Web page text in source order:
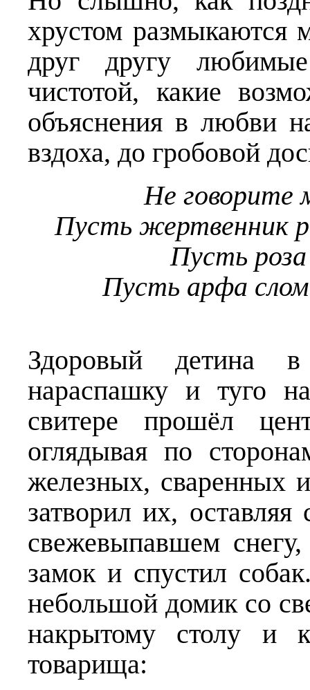
хрустом размыкаются
друг другу
чистотой, какие
объяснения в любви
вздоха, до гробовой
Не говорите
Пусть жертвенник
Пусть
Пусть арфа
Здоровый детина
нараспашку и туго
свитере прошёл
оглядывая по
железных, сваренных
затворил их,
свежевыпавшем
замок и спустил
небольшой домик со
накрытому столу и
товарища: